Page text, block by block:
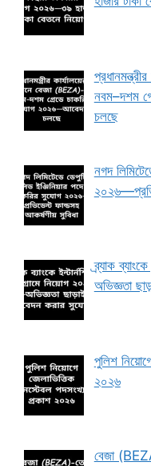
নবম–দশম
চলছে
নগদ
ব্র্যাক
অভিজ্ঞতা
পুলিশ
২০২৬
বেজা